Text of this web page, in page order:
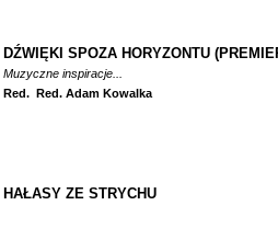
DŹWIĘKI SPOZA HORYZONTU
Muzyczne inspiracje...
Red. Red. Adam Kowalka
HAŁASY ZE STRYCHU